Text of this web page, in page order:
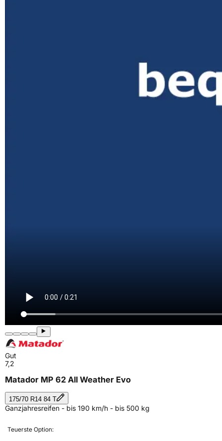
Gut
7,2
Matador MP 62 All Weather Evo
175/70 R14 84 T
Ganzjahresreifen - bis 190 km/h - bis 500 kg
Teuerste Option: